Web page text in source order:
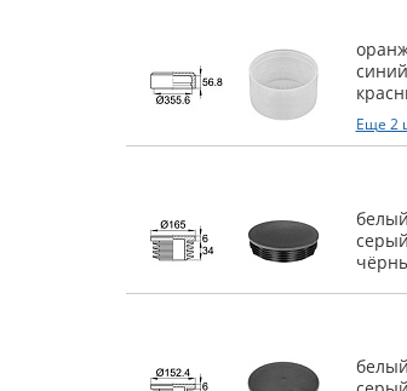
синий
Еще 2
белый
серый
белый